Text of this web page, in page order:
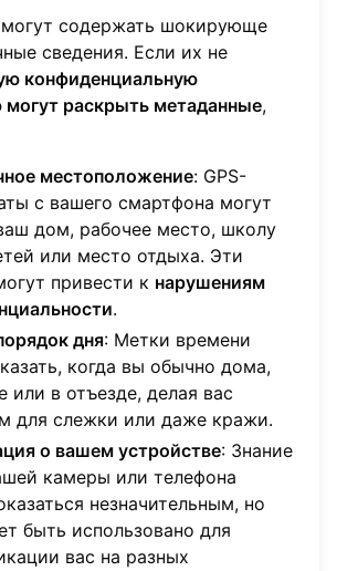
содержать шокирующе
сведения. Если их не
конфиденциальную
раскрыть метаданные,
местоположение: GPS-
с вашего смартфона могут
дом, рабочее место, школу
или место отдыха. Эти
привести к нарушениям
.
дня: Метки времени
когда вы обычно дома,
или в отъезде, делая вас
для слежки или даже кражи.
о вашем устройстве: Знание
камеры или телефона
незначительным, но
быть использовано для
вас на разных